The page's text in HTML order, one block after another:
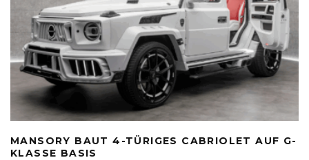
MANSORY BAUT 4-TÜRIGES CABRIOLET AUF G-
KLASSE BASIS